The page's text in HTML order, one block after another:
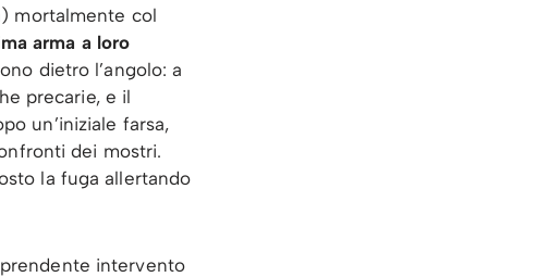
mortalmente col
arma a loro
dietro l’angolo: a
precarie, e il
un’iniziale farsa,
dei mostri.
la fuga allertando
intervento